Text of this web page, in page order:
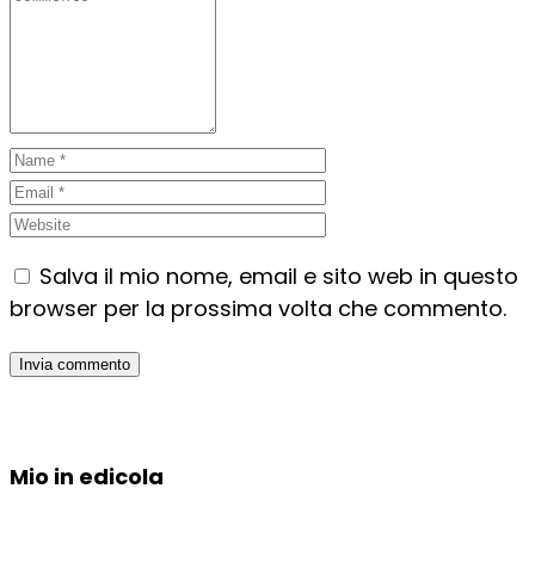
Salva il mio nome, email e sito web in questo
browser per la prossima volta che commento.
Mio in edicola